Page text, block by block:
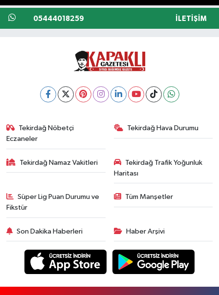
05444018259 İLETIŞIM
Tekirdağ Nöbetçi
Eczaneler
Tekirdağ Hava Durumu
Tekirdağ Namaz Vakitleri
Tekirdağ Trafik Yoğunluk
Haritası
Süper Lig Puan Durumu ve
Fikstür
Tüm Manşetler
Son Dakika Haberleri Haber Arşivi